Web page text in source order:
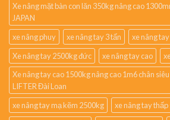
Xe nâng mặt bàn con lăn 350kg nâng cao
JAPAN
xe nâng phuy
xe nâng tay 3 tấn
xe nâng
Xe nâng tay 2500kg đức
xe nâng tay cao
Xe nâng tay cao 1500kg nâng cao 1m6 chân
LIFTER Đài Loan
xe nâng tay mạ kẽm 2500kg
xe nâng tay thấp